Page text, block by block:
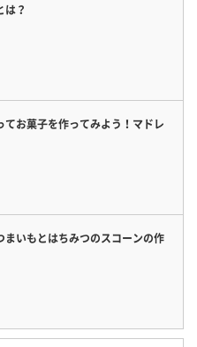
は？
てお菓子を作ってみよう！マドレ
まいもとはちみつのスコーンの作